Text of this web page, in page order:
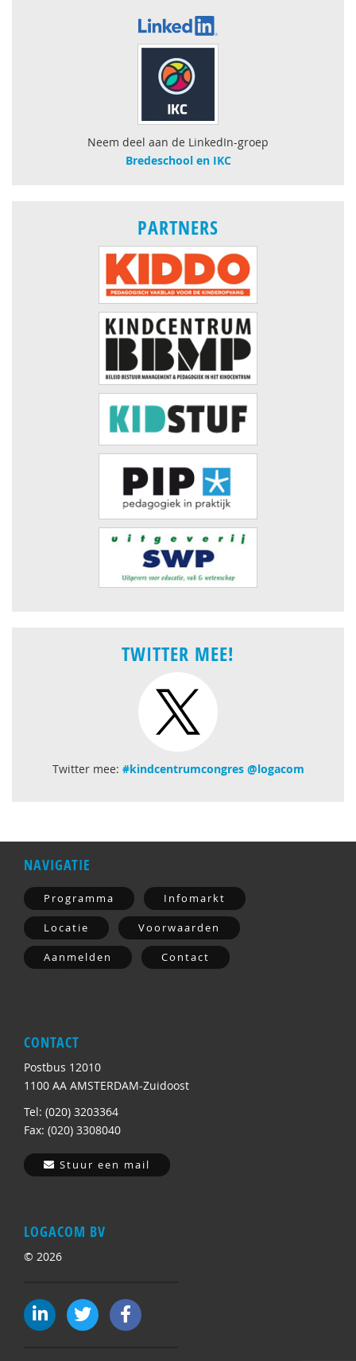
Neem deel aan de LinkedIn-groep
Bredeschool en IKC
PARTNERS
TWITTER MEE!
Twitter mee: #kindcentrumcongres @logacom
NAVIGATIE
Programma Infomarkt
Locatie Voorwaarden
Aanmelden Contact
CONTACT
Postbus 12010
1100 AA AMSTERDAM-Zuidoost
Tel: (020) 3203364
Fax: (020) 3308040
Stuur een mail
LOGACOM BV
© 2026